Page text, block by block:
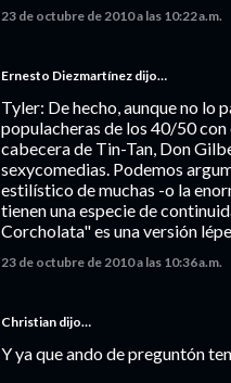
23 de octubre de 2010 a las 10:22 a.m.
Ernesto Diezmartínez dijo…
Tyler: De hecho, aunque no lo
populacheras de los 40/50
cabecera de Tin-Tan, Don
sexycomedias. Podemos
estilístico de muchas -o la
tienen una especie de
Corcholata" es una versión
23 de octubre de 2010 a las 10:36 a.m.
Christian dijo…
Y ya que ando de preguntón